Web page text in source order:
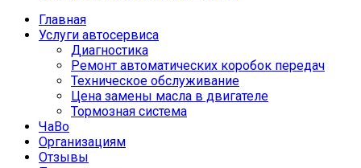
Главная
Услуги автосервиса
Диагностика
Ремонт автоматических коробок передач
Техническое обслуживание
Цена замены масла в двигателе
Тормозная система
ЧаВо
Организациям
Отзывы